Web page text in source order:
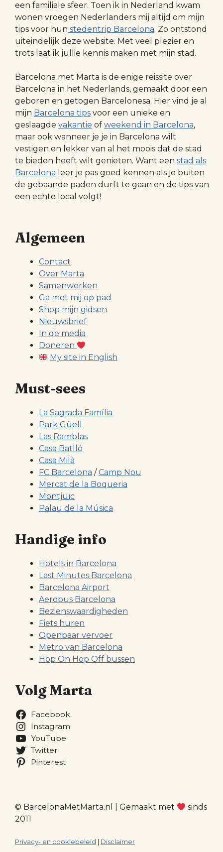
een familiale sfeer. Toen ik in Nederland kwam
wonen vroegen Nederlanders mij altijd om mijn
tips voor hun stedentrip Barcelona. Zo ontstond
uiteindelijk deze website. Met veel plezier en
trots laat ik jullie kennis maken met mijn stad.
Barcelona met Marta is de enige reissite over
Barcelona in het Nederlands, gemaakt door een
geboren en getogen Barcelonesa. Hier vind je al
mijn Barcelona tips voor een unieke en
geslaagde vakantie of weekend in Barcelona,
maar ook wanneer je je in Barcelona wilt
vestigen en lekker van al het moois dat de stad
te bieden heeft wilt genieten. Want een stad als
Barcelona leer je pas goed kennen als je buiten
de gebaande paden durft te gaan en de tips van
een echte local volgt!
Algemeen
Contact
Over Marta
Samenwerken
Ga met mij op pad
Shop mijn gidsen
Nieuwsbrief
In de media
Doneren
My site in English
Must-sees
La Sagrada Família
Park Güell
Las Ramblas
Casa Batlló
Casa Milà
FC Barcelona /Camp Nou
Mercat de la Boqueria
Montjuïc
Palau de la Música
Handige info
Hotels in Barcelona
Last Minutes Barcelona
Barcelona Airport
Aerobus Barcelona
Bezienswaardigheden
Fiets huren
Openbaar vervoer
Metro van Barcelona
Hop On Hop Off bussen
Volg Marta
Facebook
Instagram
YouTube
Twitter
Pinterest
© BarcelonaMetMarta.nl | Gemaakt met
sinds
2011
Privacy- en cookiebeleid | Disclaimer